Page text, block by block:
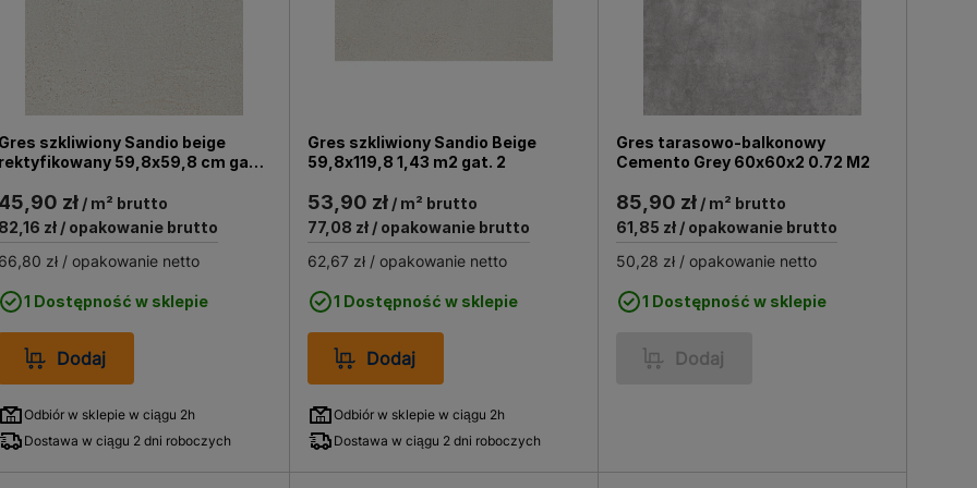
szkliwiony Sandio beige
59,8x59,8 cm gat.
zł/ m² brutto
zł/ opakowanie brutto
zł/ opakowanie netto
1 Dostępność w sklepie
Dodaj
Odbiór w sklepie w ciągu 2h
Dostawa w ciągu 2 dni roboczych
Gres szkliwiony Sandio Beige
59,8x119,8 1,43 m2 gat. 2
53,90 zł/ m² brutto
77,08 zł/ opakowanie brutto
62,67 zł/ opakowanie netto
1 Dostępność w sklepie
Dodaj
Odbiór w sklepie w ciągu 2h
Dostawa w ciągu 2 dni roboczych
Gres tarasowo-balkonowy
Cemento Grey 60x60x2 0.72 M2
85,90 zł / m² brutto
61,85 zł / opakowanie brutto
50,28 zł / opakowanie netto
1 Dostępność w sklepie
Dodaj